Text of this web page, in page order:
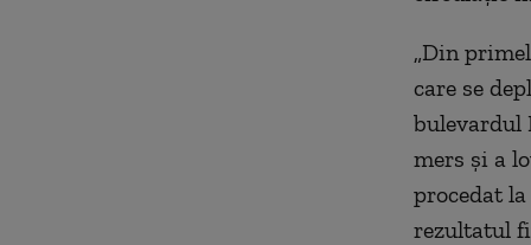
„Din
care se
bulevardul
mers şi a
procedat
rezultatul